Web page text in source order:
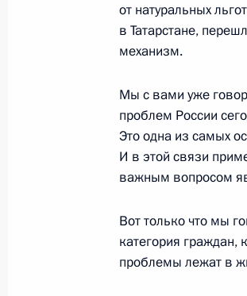
Начало встречи
Меркель
21 января 2007 года,
20 января 2007
Выступление на
Татарстан
20 января 2007 года,
от натуральных
в Татарстане,
механизм.
Мы с вами уже
проблем России
Это одна из самых
И в этой связи
важным вопросом
Вот только что мы
категория граждан,
проблемы лежат в